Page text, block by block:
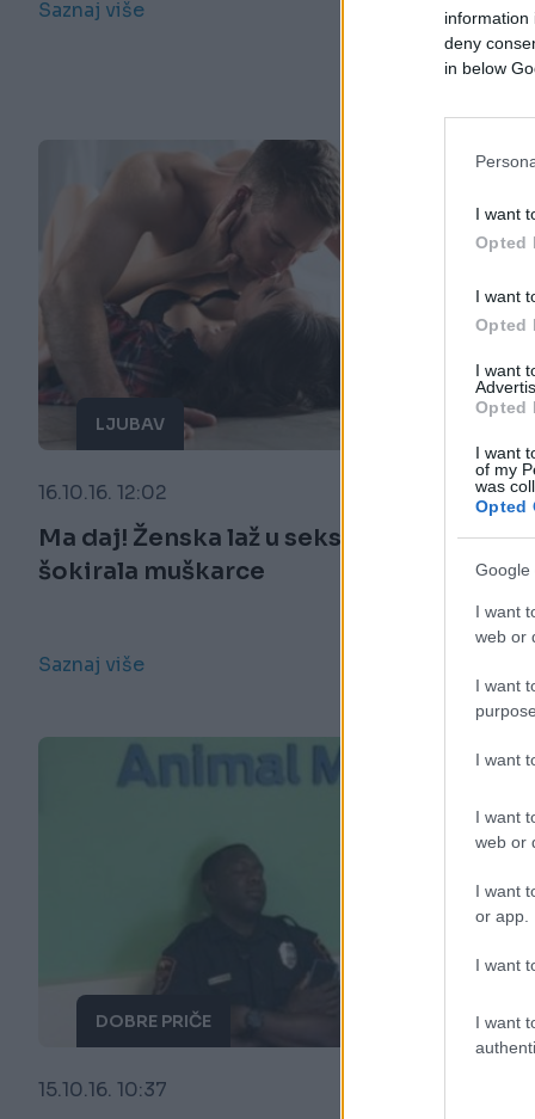
information
deny
in below
I want
Opted
I want
Opted
I want
Opted
I want
of my
was
Opted
Google
I want
web or
I want
I want
I want
web or
I want
or app.
I want
I want
Saznaj više
LJUBAV
16.10.16. 12:02
Ma daj! Ženska laž u seksu koja je
šokirala muškarce
Saznaj više
DOBRE PRIČE
15.10.16. 10:37